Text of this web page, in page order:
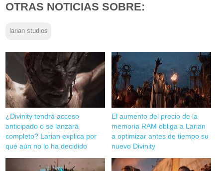
OTRAS NOTICIAS SOBRE:
larian studios
¿Divinity tendrá acceso
anticipado o se lanzará
completo? Larian explica por
qué aún no lo ha decidido
El aumento del precio de la
memoria RAM obliga a Larian
a optimizar antes de tiempo su
nuevo Divinity